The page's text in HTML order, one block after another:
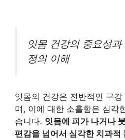
잇몸 건강의 중요성
정의 이해
잇몸의 건강은 전반적인 구
며, 이에 대한 소홀함은 심각
습니다. 잇몸에 피가 나거나
편감을 넘어서 심각한 치과적